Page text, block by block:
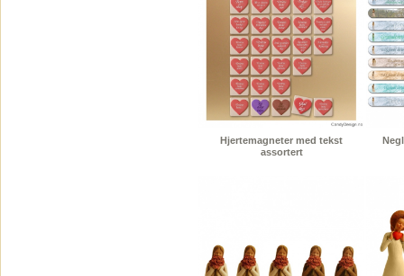
Hjertemagneter med tekst
assortert